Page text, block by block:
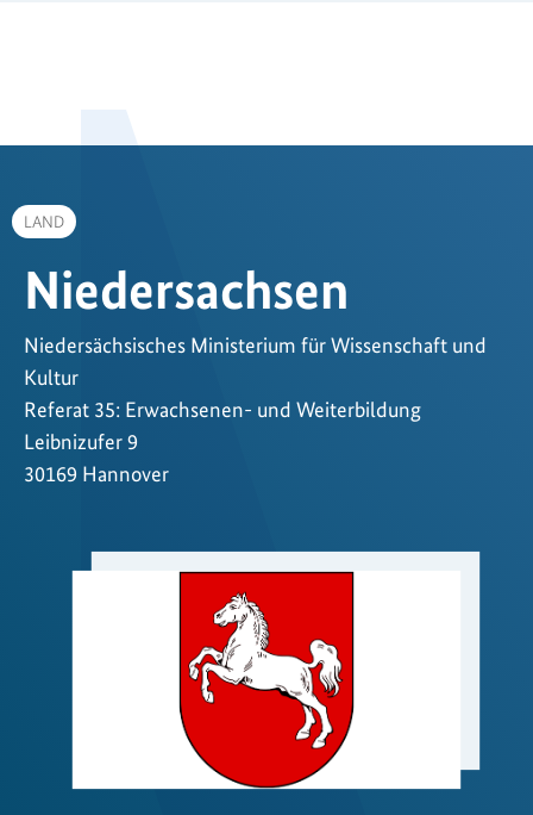
Niedersachsen
Niedersächsisches Ministerium für Wissenschaft und
Kultur
Referat 35: Erwachsenen- und Weiterbildung
Leibnizufer 9
30169 Hannover
LAND